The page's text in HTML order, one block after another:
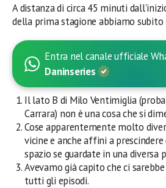
A distanza di circa 45 minuti
della prima stagione abbiamo
Entra nel canale ufficiale
Daninseries
Il lato B di Milo Ventimiglia
Carrara) non è una cosa che si
Cose apparentemente molto
vicine e anche affini a
spazio se guardate in una diversa
Avevamo già capito che ci
tutti gli episodi.